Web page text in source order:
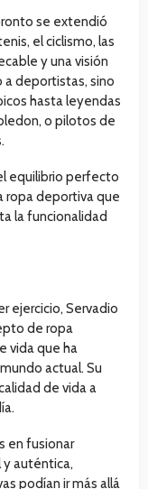
se extendió
el ciclismo, las
y una visión
a deportistas, sino
hasta leyendas
o pilotos de
equilibrio perfecto
ropa deportiva que
la funcionalidad
ejercicio, Servadio
de ropa
vida que ha
actual. Su
de vida a
en fusionar
auténtica,
podían ir más allá